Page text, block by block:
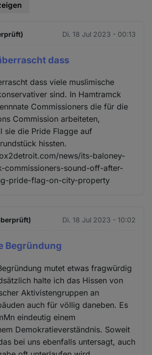
Di. 18 Jul 2023 - 00:13
dass
dass viele muslimische
sind. In Hamtramck
Commissioners die für die
Commission arbeiteten,
sie die Pride Flagge auf
hissten.
news/its-baloney-
commissioners-sound-off-after-
pride-flag-on-city-property
Di. 18 Jul 2023 - 10:02
Begründung
mutet etwas fragwürdig
halte ich das Hissen von
Aktivistengruppen an
auch für völlig daneben. Es
eindeutig einem
Demokratieverständnis. Soweit
bei uns ebenfalls untersagt, auch